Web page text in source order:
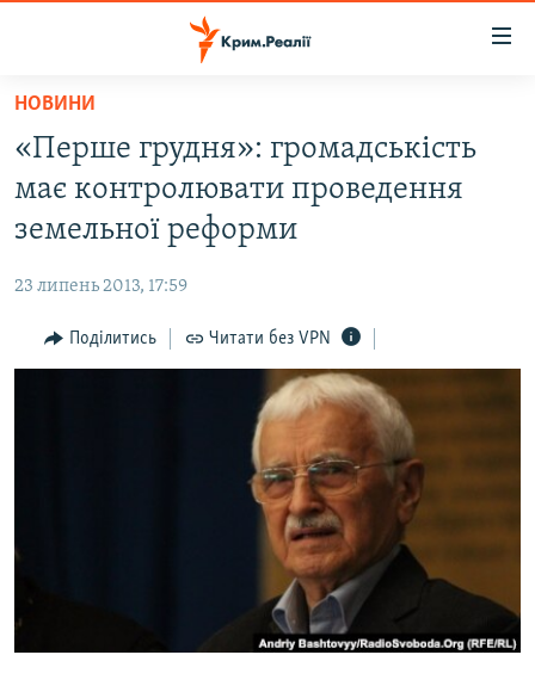
Перейти
основного
матеріалу
до
основної
Перейти
до
ВОДА.КРИМ
ВІДЕО ТА ФОТО
БЛОГИ
ПОГЛЯД
УКРАЇНСЬКА ПРОБЛЕМА КРИМУ
НОВИНИ
«Перше грудня»: громадськість
має контролювати проведення
земельної реформи
23 липень 2013, 17:59
Поділитись Читати без VPN